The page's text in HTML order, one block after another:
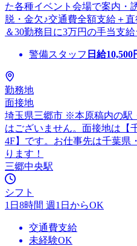
た各種イベント会場で案内・
脱・金欠♪交通費全額支給＋
＆30勤務目に3万円の手当支
警備スタッフ 日給10,500
勤務地
面接地
埼玉県三郷市 ※本原稿内の駅
はございません。面接地は【
4F】です。お仕事先は千葉県
ります！
三郷中央駅
シフト
1日8時間 週1日からOK
交通費支給
未経験OK